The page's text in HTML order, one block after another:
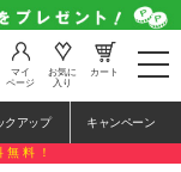
t
o
e
n
マイ
ページ
お気に
入り
カート
クアップ キャンペーン
無料！